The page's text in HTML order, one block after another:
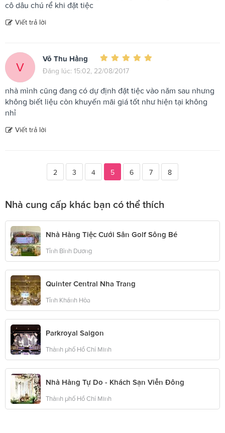
cô dâu chú rể khi đặt tiệc
Viết trả lời
V
Võ Thu Hằng
Đăng lúc: 15:02, 22/08/2017
nhà mình cũng đang có dự định đặt tiệc vào năm sau nhưng
không biết liệu còn khuyến mãi giá tốt như hiện tại không
nhỉ
Viết trả lời
2 3 4 5 6 7 8
Nhà cung cấp khác bạn có thể thích
Nhà Hàng Tiệc Cưới Sân Golf Sông Bé
Tỉnh Bình Dương
Quinter Central Nha Trang
Tỉnh Khánh Hòa
Parkroyal Saigon
Thành phố Hồ Chí Minh
Nhà Hàng Tự Do - Khách Sạn Viễn Đông
Thành phố Hồ Chí Minh